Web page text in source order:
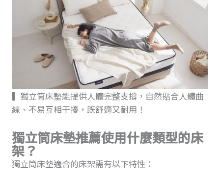
▍獨立筒床墊能提供人體完整支撐，自然貼合人體曲
線、不易互相干擾，既舒適又耐用！
獨立筒床墊推薦使用什麼類型的床
架？
獨立筒床墊適合的床架需有以下特性：